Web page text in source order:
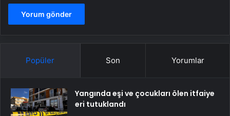
Popüler Son Yorumlar
Yangında eşi ve çocukları ölen itfaiye
eri tutuklandı